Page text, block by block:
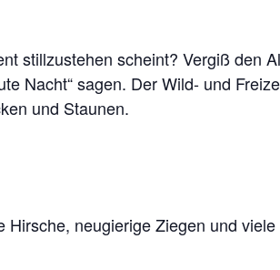
stillzustehen scheint? Vergiß den
Nacht“ sagen. Der Wild- und
und Staunen.
neugierige Ziegen und